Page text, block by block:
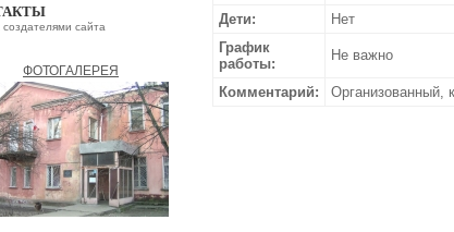
создателями сайта
ФОТОГАЛЕРЕЯ
Дети:
Нет
График
работы:
Не важно
Комментарий: Организованный,